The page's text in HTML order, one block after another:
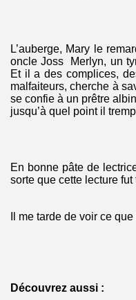
L’auberge, Mary le
oncle Joss Merlyn, un
Et il a des complices,
malfaiteurs, cherche à
se confie à un prêtre
jusqu’à quel point il
En bonne pâte de
sorte que cette lecture fut
Il me tarde de voir ce
Découvrez aussi :